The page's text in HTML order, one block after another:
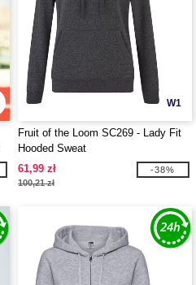
W1
Fruit of the Loom SC269 - Lady Fit
Hooded Sweat
61,99 zł
100,21 zł
-38%